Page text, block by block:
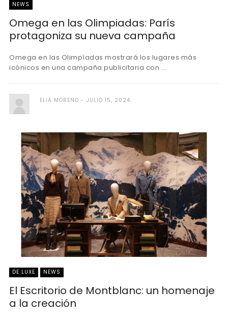
NEWS
Omega en las Olimpiadas: París
protagoniza su nueva campaña
Omega en las Olimpíadas mostrará los lugares más
icónicos en una campaña publicitaria con ...
ELIA MORENO JULIO 15, 2024
DE LUXE NEWS
El Escritorio de Montblanc: un homenaje
a la creación